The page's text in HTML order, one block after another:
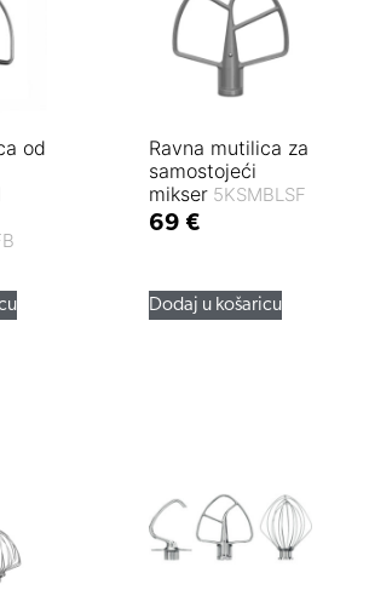
od
Ravna mutilica za
samostojeći
mikser 5KSMBLSF
69 €
Dodaj u košaricu